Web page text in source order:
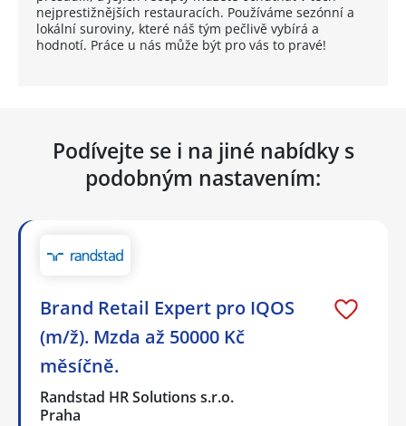
nejprestižnějších restauracích. Používáme sezónní a
lokální suroviny, které náš tým pečlivě vybírá a
hodnotí. Práce u nás může být pro vás to pravé!
Podívejte se i na jiné nabídky s
podobným nastavením:
Brand Retail Expert pro IQOS
(m/ž). Mzda až 50000 Kč
měsíčně.
Randstad HR Solutions s.r.o.
Praha